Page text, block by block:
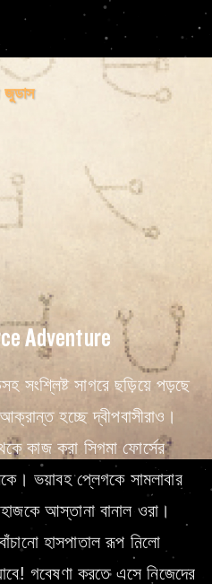
জুডাস
Adventure
সংশ্লিষ্ট সাগরে ছড়িয়ে পড়ছে
হচ্ছে দ্বীপবাসীরাও।
কাজ করা সিগমা ফোর্সের
ভয়াবহ প্লেগকে সামলাবার
আস্তানা বানাল ওরা।
হাসপাতাল রূপ নিলো
গবেষণা করতে এসে নিজেদের